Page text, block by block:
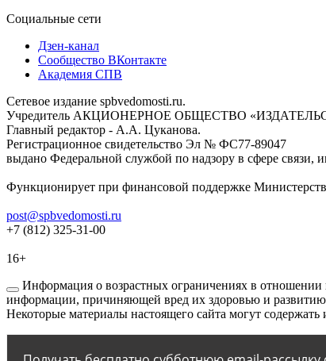
Социальные сети
Дзен-канал
Сообщество ВКонтакте
Академия СПВ
Сетевое издание spbvedomosti.ru.
Учредитель АКЦИОНЕРНОЕ ОБЩЕСТВО
Главный редактор - А.А. Цуканова.
Регистрационное свидетельство Эл № ФС77-89047
выдано Федеральной службой по надзору в сфере
Функционирует при финансовой поддержке
post@spbvedomosti.ru
+7 (812) 325-31-00
16+
Информация о возрастных ограничениях в
информации, причиняющей вред их здоровью и
Некоторые материалы настоящего сайта могут